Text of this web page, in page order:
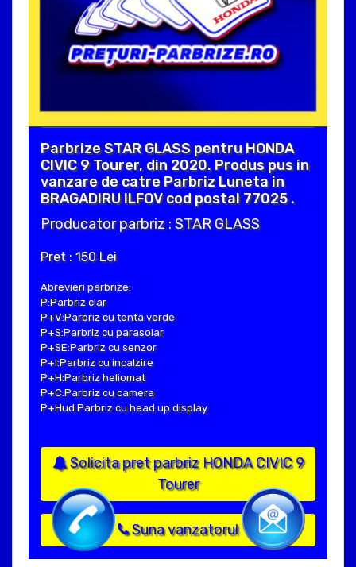
Parbrize STAR GLASS pentru HONDA
CIVIC 9 Tourer, din 2020. Produs pus in
vanzare de catre Parbriz Luneta in
BRAGADIRU ILFOV cod postal 77025 .
Producator parbriz : STAR GLASS
Pret : 150 Lei
Abrevieri parbrize:
P:Parbriz clar
P+V:Parbriz cu tenta verde
P+S:Parbriz cu parasolar
P+SE:Parbriz cu senzor
P+I:Parbriz cu incalzire
P+H:Parbriz heliomat
P+C:Parbriz cu camera
P+Hud:Parbriz cu head up display
Solicita pret parbriz HONDA CIVIC 9
Tourer
Suna vanzatorul